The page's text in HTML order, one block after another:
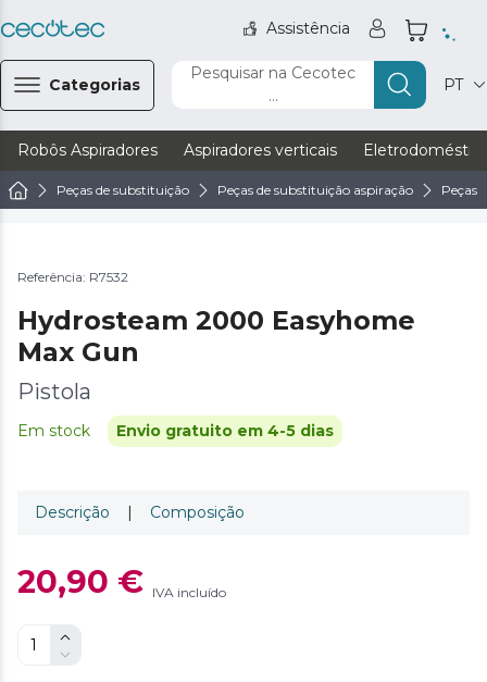
Assistência
Categorias
Pesquisar na Cecotec
...
PT
Robôs Aspiradores Aspiradores verticais
Peças de substituição Peças de substituição aspiração Peças
Referência: R7532
Hydrosteam 2000 Easyhome
Max Gun
Pistola
Em stock Envio gratuito em 4-5 dias
Descrição | Composição
20,90 € IVA incluído